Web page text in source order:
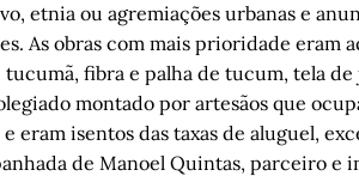
etnia ou agremiações urbanas e
As obras com mais prioridade eram
fibra e palha de tucum, tela
montado por artesãos que
isentos das taxas de aluguel,
de Manoel Quintas, parceiro e